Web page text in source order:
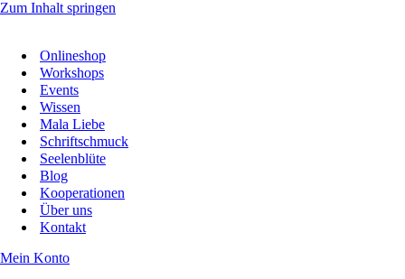
Zum Inhalt springen
Onlineshop
Workshops
Events
Wissen
Mala Liebe
Schriftschmuck
Seelenblüte
Blog
Kooperationen
Über uns
Kontakt
Mein Konto